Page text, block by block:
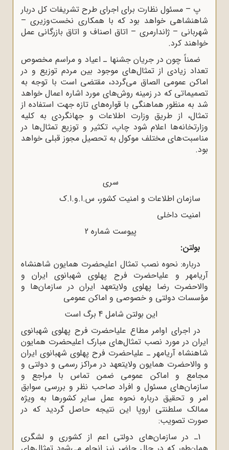
پ – مسئول نظارت برای اجرای طرح تشریفات کل دربار
شاهنشاهی خواهد بود که با همکاری نخست‌وزیری –
شهربانی – ژاندارمری – اتاق اصناف و اتاق بازرگانی عمل
خواهند کرد.
ضمناً چون در جریان جشنها ـ اعیاد و مراسم مخصوص
تعداد زیادی از تمثال‌های موجود بین مردم توزیع و در
اماکن عمومی الصاق می‌گردد، مقتضی است با توجه به
تصمیماتی که در زمینه روش‌های مورد اشاره اعمال خواهد
شد به منظور هماهنگی با قواره‌های تازه جهت استفاده از
تمثال، از طریق وزارت اطلاعات و جهانگردی به کلیه
وزارتخانه‌ها اعلام شود چاپ، تکثیر و توزیع تمثال‌ها در
مناسبت‌های مختلف موکول به تحصیل مجوز قبلی خواهد
بود.
سری
سازمان اطلاعات و امنیت کشور، س.ا.و.ا.ک
امنیت داخلی
پیوست شماره 2
بولتن:
درباره: نحوه نصب تمثال اعلیحضرت همایون شاهنشاه
آریامهر و علیاحضرت فرح پهلوی شهبانوی ایران و
والاحضرت رضا پهلوی ولایتعهد ایران در سازمان‌ها و
مؤسسات دولتی و خصوصی و اماکن عمومی
این بولتن شامل 4 برگ است
در اجرای اوامر مطاع علیاحضرت فرح پهلوی شهبانوی
ایران در مورد نصب تمثال‌های مبارک اعلیحضرت همایون
شاهنشاه آریامهر ـ علیاحضرت فرح پهلوی شهبانوی ایران
و والاحضرت همایون ولایتعهد در مراکز رسمی و دولتی و
مجامع و اماکن عمومی ضمن تماس با مراجع و
سازمان‌های مسئول و افراد صاحب نظر و بررسی سوابق
امر و تحقیق درباره نحوه عمل سایر کشورها به ویژه
ممالک سلطنتی اروپا این نتیجه حاصل گردید که در
صورت تصویب:
1ـ در سازمان‌های دولتی اعم از کشوری و لشگری